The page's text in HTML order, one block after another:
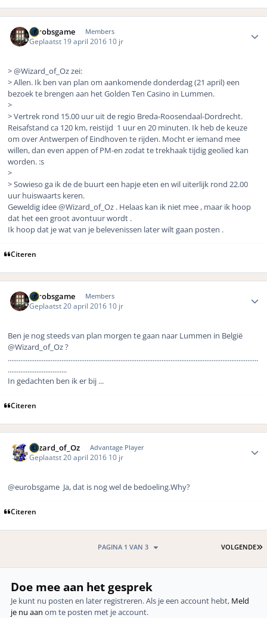
eurobsgame Members
Geplaatst 19 april 2016 10 jr
> @Wizard_of_Oz zei:
> Allen. Ik ben van plan om aankomende donderdag (21 april) een
bezoek te brengen aan het Golden Ten Casino in Lummen.
>
> Vertrek rond 15.00 uur uit de regio Breda-Roosendaal-Dordrecht.
Reisafstand ca 120 km, reistijd 1 uur en 20 minuten. Ik heb de keuze
om over Antwerpen of Eindhoven te rijden. Mocht er iemand mee
willen, dan even appen of PM-en zodat te trekhaak tijdig geolied kan
worden. :s
>
> Sowieso ga ik de de buurt een hapje eten en wil uiterlijk rond 22.00
uur huiswaarts keren.
Geweldig idee @Wizard_of_Oz . Helaas kan ik niet mee , maar ik hoop
dat het een groot avontuur wordt .
Ik hoop dat je wat van je belevenissen later wilt gaan posten .
Citeren
eurobsgame Members
Geplaatst20 april 2016 10 jr
Ben je nog steeds van plan morgen te gaan naar Lummen in België
@Wizard_of_Oz ?
............................................................................................................................................
.................................
In gedachten ben ik er bij ...
Citeren
Wizard_of_Oz Advantage Player
Geplaatst20 april 2016 10 jr
@eurobsgame Ja, dat is nog wel de bedoeling.Why?
Citeren
VOLGENDE
PAGINA 1 VAN 3
Doe mee aan het gesprek
Je kunt nu posten en later registreren. Als je een account hebt, Meld
je nu aan om te posten met je account.